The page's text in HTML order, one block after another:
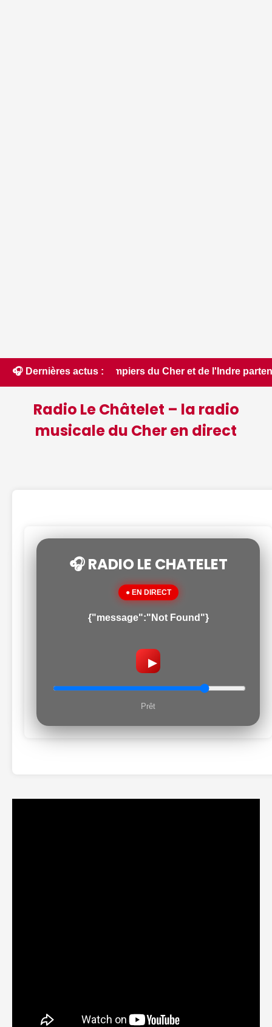
🎧 Dernières actus :
pompiers du Cher et de l'Indre partent en renfort
Radio Le Châtelet – la radio
musicale du Cher en direct
🎧 RADIO LE CHATELET
● EN DIRECT
{"message":"Not Found"}
▶
Prêt